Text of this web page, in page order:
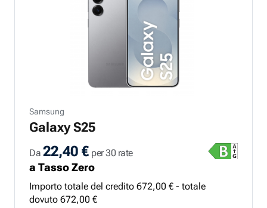
Samsung
Galaxy S25
Da 22,40 €per 30 rate
a Tasso Zero
Importo totale del credito 672,00 € - totale
dovuto 672,00 €